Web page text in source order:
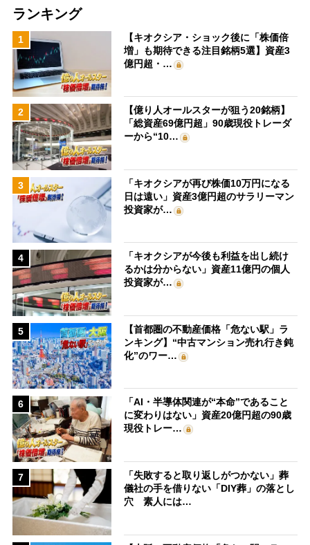
ランキング
1
【キオクシア・ショック後に「株価倍
増」も期待できる注目銘柄5選】資産3
億円超・…
2
【億り人オールスターが狙う20銘柄】
「総資産69億円超」90歳現役トレーダ
ーから“10…
3
「キオクシアが再び株価10万円になる
日は遠い」資産3億円超のサラリーマン
投資家が…
4
「キオクシアが今後も利益を出し続け
るかは分からない」資産11億円の個人
投資家が…
5
【首都圏の不動産価格「危ない駅」ラ
ンキング】“中古マンション売れ行き鈍
化”のワー…
6
「AI・半導体関連が“本命”であること
に変わりはない」資産20億円超の90歳
現役トレー…
7
「失敗すると取り返しがつかない」葬
儀社の手を借りない「DIY葬」の落とし
穴 素人には…